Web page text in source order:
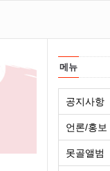
메뉴
공지사항
언론/홍보
못골앨범